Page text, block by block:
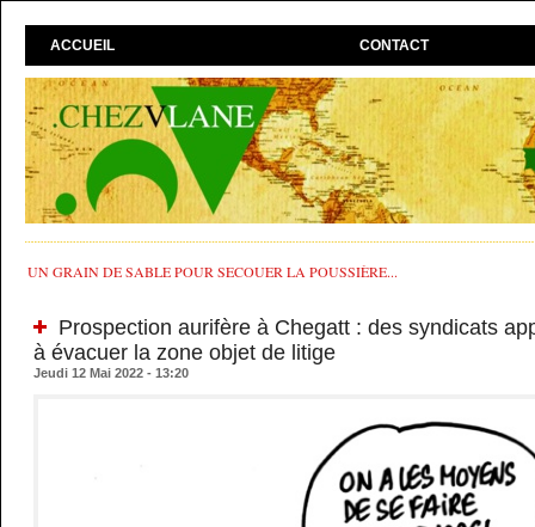
ACCUEIL CONTACT
UN GRAIN DE SABLE POUR SECOUER LA POUSSIÈRE...
Prospection aurifère à Chegatt : des syndicats
à évacuer la zone objet de litige
Jeudi 12 Mai 2022 - 13:20